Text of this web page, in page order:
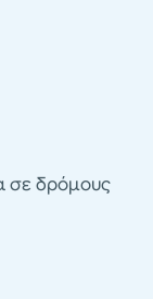
σε δρόμους